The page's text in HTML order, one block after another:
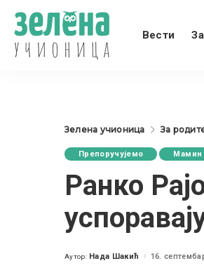
Вести
Зелена учионица За
Препоручујемо Мамин
Ранко
Posted
Аутор: Нада Шакић 16.